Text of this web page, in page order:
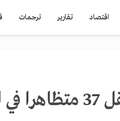
اقتصاد تقارير ترجمات
قوات الأمن تعتقل 37